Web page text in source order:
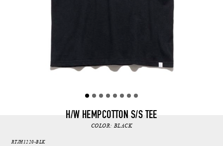
H/W HEMPCOTTON S/S TEE
COLOR:BLACK
RTJH1220-BLK